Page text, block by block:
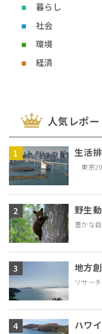
暮らし
社会
環境
経済
⼈気レポ
生活
東京
野生
豊かな
地方
リサー
ハワ